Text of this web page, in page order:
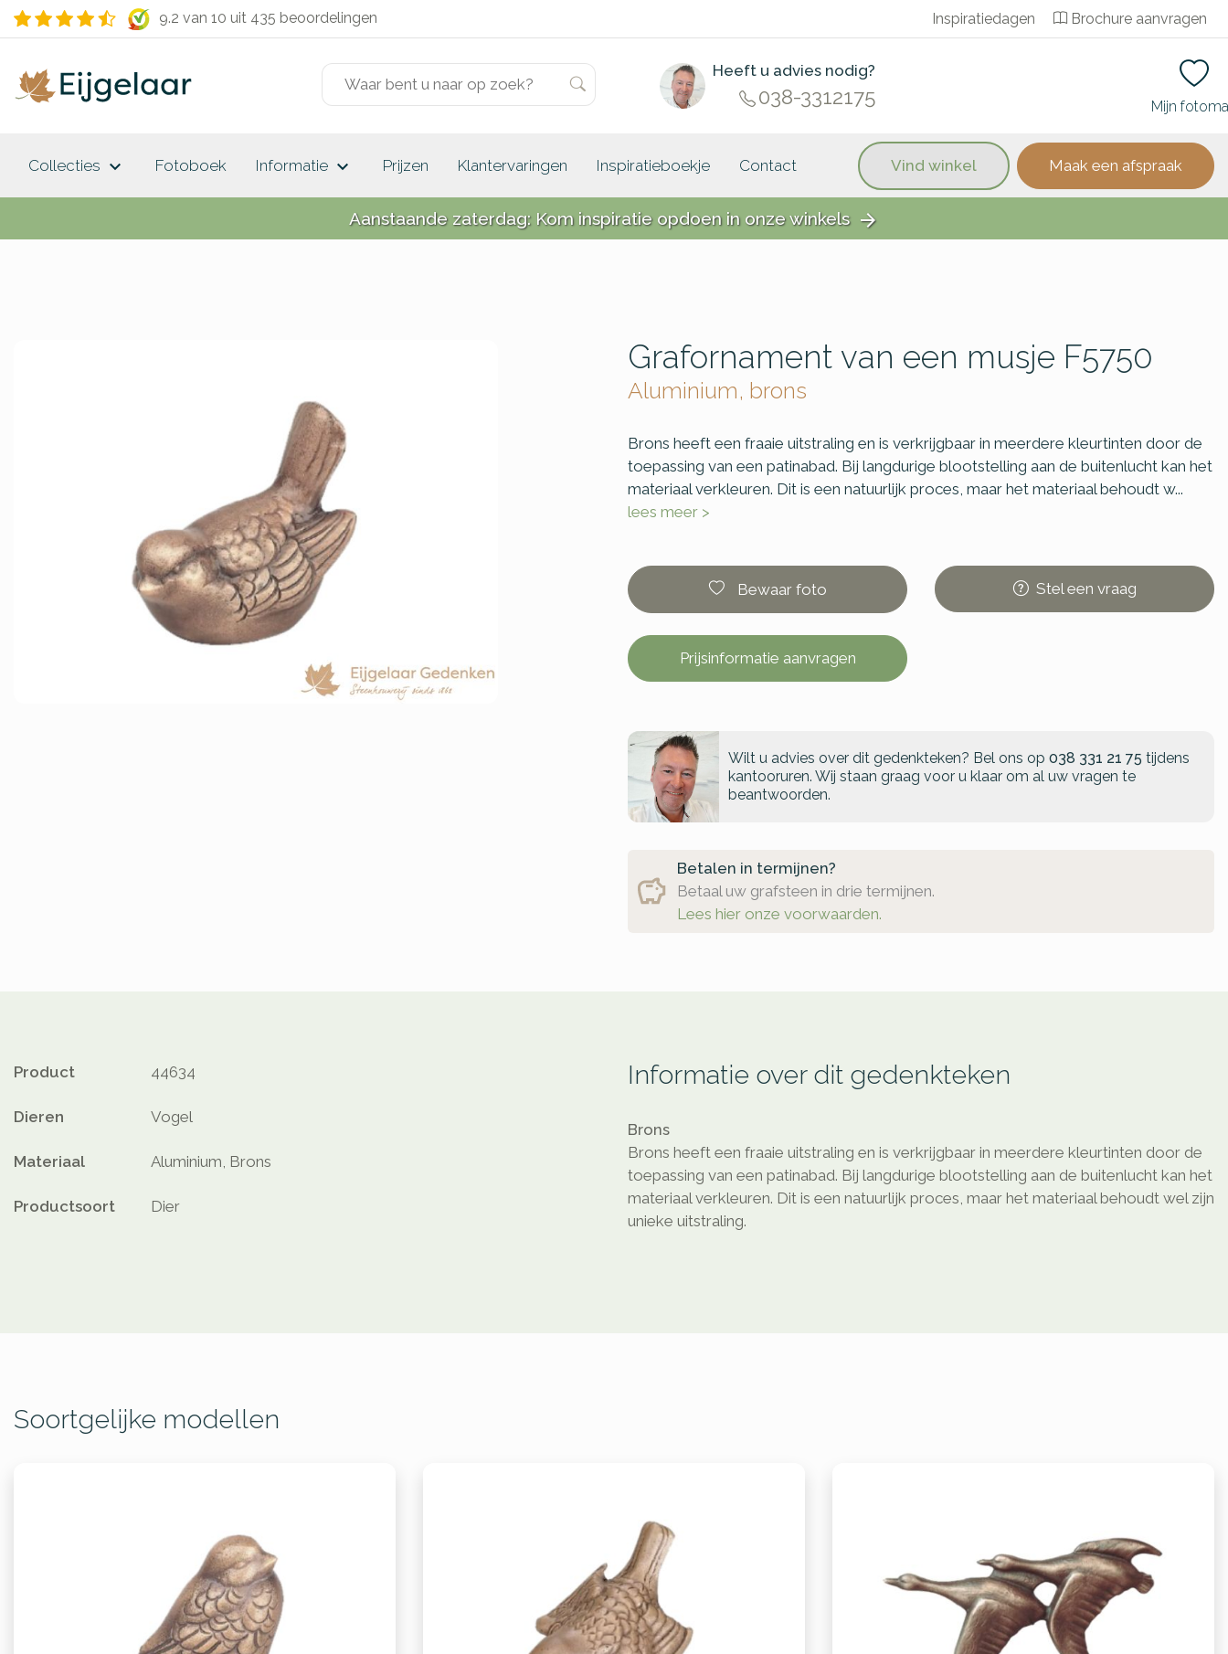
9.2 van 10 uit 435 beoordelingen Inspiratiedagen Brochure aanvragen
Heeft u advies nodig?
038-3312175 Mijn
Collecties keyboard_arrow_down Fotoboek Informatie keyboard_arrow_down Prijzen Klantervaringen Inspiratieboekje Contact Vind winkel Maak een afspraak
Aanstaande zaterdag: Kom inspiratie opdoen in onze winkels arrow_forward
Grafornament van een musje F5750
Aluminium, brons
Brons heeft een fraaie uitstraling en is verkrijgbaar in meerdere kleurtinten door de
toepassing van een patinabad. Bij langdurige blootstelling aan de buitenlucht kan het
materiaal verkleuren. Dit is een natuurlijk proces, maar het materiaal behoudt w...
lees meer >
Bewaar foto Steleen vraag
Prijsinformatie aanvragen
Wilt u advies over dit gedenkteken? Bel ons op 038 331 21 75 tijdens
kantooruren. Wij staan graag voor u klaar om al uw vragen te
beantwoorden.
Betalen in termijnen?
Betaal uw grafsteen in drie termijnen.
Lees hier onze voorwaarden.
Product 44634
Dieren Vogel
Materiaal Aluminium, Brons
Productsoort Dier
Informatie over dit gedenkteken
Brons
Brons heeft een fraaie uitstraling en is verkrijgbaar in meerdere kleurtinten door de
toepassing van een patinabad. Bij langdurige blootstelling aan de buitenlucht kan het
materiaal verkleuren. Dit is een natuurlijk proces, maar het materiaal behoudt wel zijn
unieke uitstraling.
Soortgelijke modellen